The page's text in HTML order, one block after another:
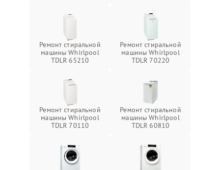
Ремонт стиральной
машины Whirlpool
TDLR 65210
Ремонт стиральной
машины Whirlpool
TDLR 70220
Ремонт стиральной
машины Whirlpool
TDLR 70110
Ремонт стиральной
машины Whirlpool
TDLR 60810